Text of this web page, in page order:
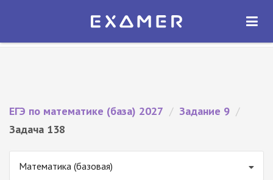
Экзамер — ЕГЭ 2027
ОТКРЫТЬ
ЕГЭ по математике (база) 2027 / Задание 9 /
Задача 138
Математика (базовая)